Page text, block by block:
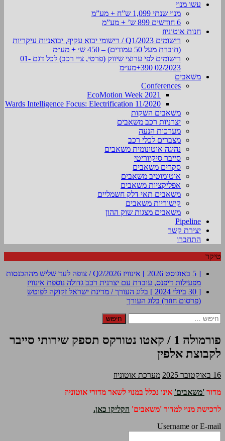
עשו מנוי
מנוי שנתי 1,099 ש”ח + מע”מ
6 חודשים 899 ש’ + מע”מ
חנות אוטוניוז
רישומים Q1/2023 / רישומי יבוא עקיף, יבואניות עיקריות
(חוברת מעל 50 עמודים) – 450 ש׳ + מע״מ
רישומים לפי ערוצי שיווק (פרטי, ציי רכב) לכל דגם 01-
02/2023 390+מע״מ
משאבים
Conferences
EcoMotion Week 2021
Wards Intelligence Focus: Electrification 11/2020
משאבים השקות
יצרניות רכב משאבים
מערכות הנעה
מצברים לכלי רכב
נהיגה אוטונומית משאבים
סייבר סיקיוריטי
סקרים משאבים
אוטומוטיב משאבים
אפליקציות משאבים
משאבים תאי דלק חשמליים
קישוריות משאבים
משאבים מצגות שוק ההון
Pipeline
יצירת קשר
התחברו
טיקר
[ 5 באוגוסט 2026 ]
אינוויז Q2/2026 / צופה לעד שליש מההכנסות
מפעילות דיפנס, עובדת עם יצרנית רכב גדולה נוספת אינוויז
[ 30 ביולי 2024 ]
בלוג העורך / מדינת ישראל זקוקה לפוטש
(פרסום חוזר) בלוג העורך
חיפוש:
פורמולה 1 / קאטו נטורקס תספק שירותי סייבר
לקבוצת אלפין
16 באוקטובר 2025
מערכת אוטוניוז
מדור 'משאבים' אינו נכלל במנוי לשאר מדורי אוטוניוז
לרכישת מנוי למדור 'משאבים' הקליקו כאן.
Username or E-mail